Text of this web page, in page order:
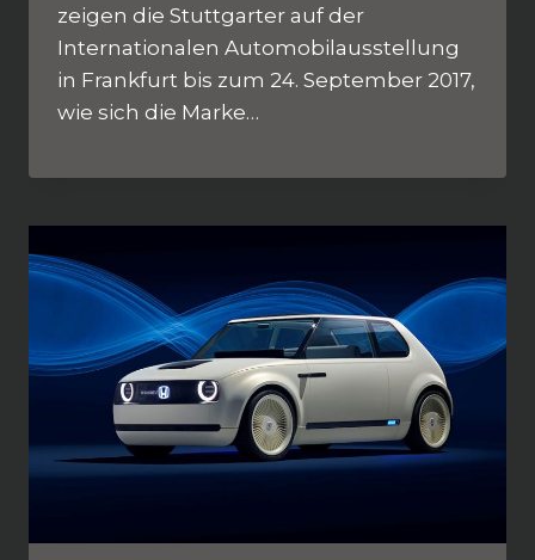
zeigen die Stuttgarter auf der
Internationalen Automobilausstellung
in Frankfurt bis zum 24. September 2017,
wie sich die Marke…